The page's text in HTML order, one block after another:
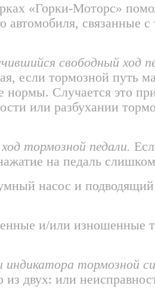
«Горки-Моторс»
автомобиля, связанные с
свободный ход
если тормозной путь
нормы. Случается это
или разбухании
тормозной педали.
на педаль
насос и
и/или изношенные
индикатора тормозной
из двух: или